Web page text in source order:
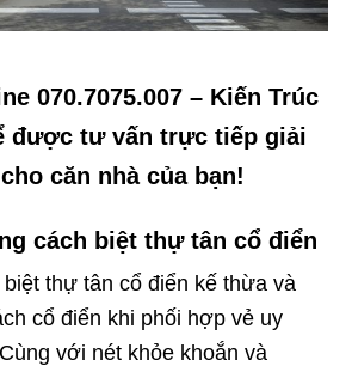
070.7075.007 – Kiến Trúc
được tư vấn trực tiếp giải
căn nhà của bạn!
cách biệt thự tân cổ điển
thự tân cổ điển kế thừa và
cổ điển khi phối hợp vẻ uy
với nét khỏe khoắn và